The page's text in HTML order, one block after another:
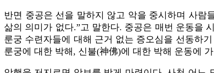
반면 중공은 선을 말하지 않고 악을 중시하며 사람
삶의 의미가 없다.”고 말한다. 중공은 매번 운동을
룬궁 수련자들에 대해 근거 없는 증오심을 선동하
룬궁에 대한 박해, 신불(神佛)에 대한 박해 운동에